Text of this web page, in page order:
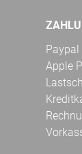
Paypal
Apple